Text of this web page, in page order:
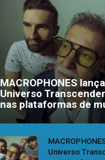
MACROPHONES
Universo
nas plataformas de
Universo